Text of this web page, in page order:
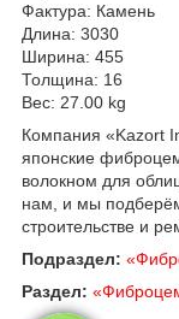
Фактура: Камень
Длина: 3030
Ширина: 455
Толщина: 16
Вес: 27.00 kg
Компания «Kazort
японские
волокном для
нам, и мы
строительстве и
Подраздел:
Раздел: